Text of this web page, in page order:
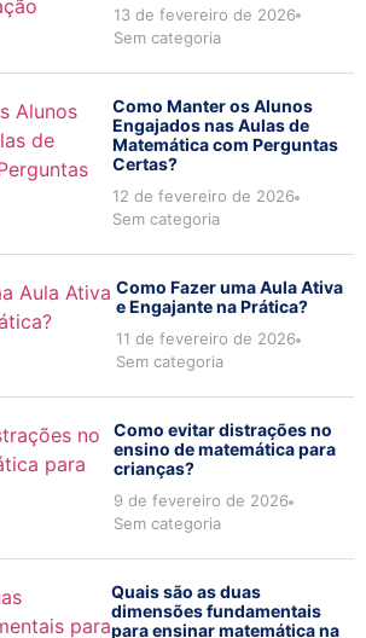
13 de fevereiro de 2026
Sem categoria
Como Manter os Alunos
Engajados nas Aulas de
Matemática com Perguntas
Certas?
12 de fevereiro de 2026
Sem categoria
Como Fazer uma Aula Ativa
e Engajante na Prática?
11 de fevereiro de 2026
Sem categoria
Como evitar distrações no
ensino de matemática para
crianças?
9 de fevereiro de 2026
Sem categoria
Quais são as duas
dimensões fundamentais
para ensinar matemática na